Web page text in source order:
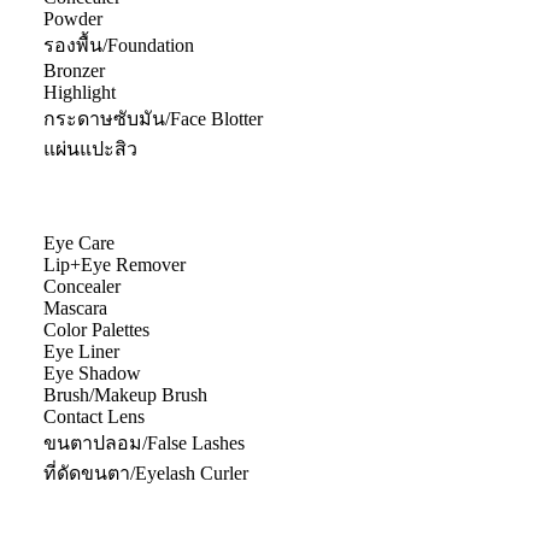
Powder
รองพื้น/Foundation
Bronzer
Highlight
กระดาษซับมัน/Face Blotter
แผ่นแปะสิว
Eye Care
Lip+Eye Remover
Concealer
Mascara
Color Palettes
Eye Liner
Eye Shadow
Brush/Makeup Brush
Contact Lens
ขนตาปลอม/False Lashes
ที่ดัดขนตา/Eyelash Curler